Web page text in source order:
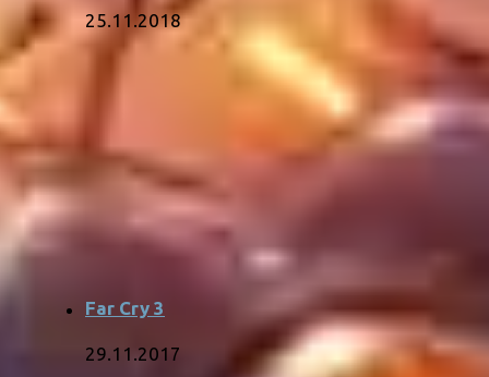
25.11.2018
Far Cry 3
29.11.2017